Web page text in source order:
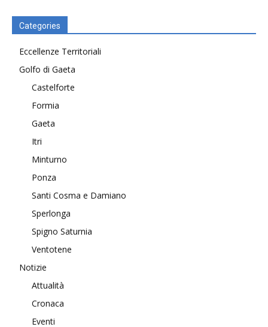
Categories
Eccellenze Territoriali
Golfo di Gaeta
Castelforte
Formia
Gaeta
Itri
Minturno
Ponza
Santi Cosma e Damiano
Sperlonga
Spigno Saturnia
Ventotene
Notizie
Attualità
Cronaca
Eventi